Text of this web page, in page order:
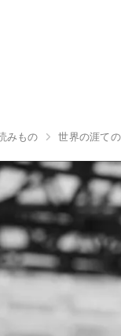
みもの 世界の涯て